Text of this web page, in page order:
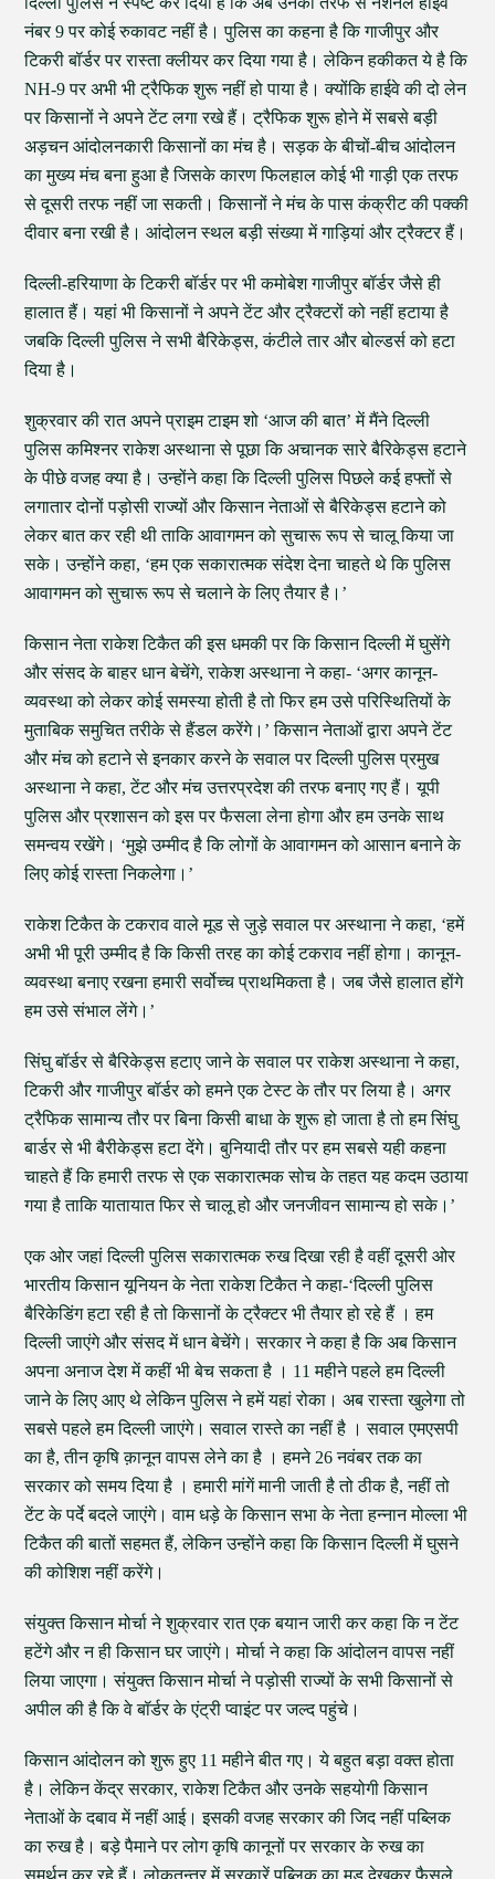
नंबर 9 पर कोई रुकावट नहीं है। पुलिस का कहना है कि गाजीपुर और
टिकरी बॉर्डर पर रास्ता क्लीयर कर दिया गया है। लेकिन हकीकत ये है कि
NH-9 पर अभी भी ट्रैफिक शुरू नहीं हो पाया है। क्योंकि हाईवे की दो लेन
पर किसानों ने अपने टेंट लगा रखे हैं। ट्रैफिक शुरू होने में सबसे बड़ी
अड़चन आंदोलनकारी किसानों का मंच है। सड़क के बीचों-बीच आंदोलन
का मुख्य मंच बना हुआ है जिसके कारण फिलहाल कोई भी गाड़ी एक तरफ
से दूसरी तरफ नहीं जा सकती। किसानों ने मंच के पास कंक्रीट की पक्की
दीवार बना रखी है। आंदोलन स्थल बड़ी संख्या में गाड़ियां और ट्रैक्टर हैं।
दिल्ली-हरियाणा के टिकरी बॉर्डर पर भी कमोबेश गाजीपुर बॉर्डर जैसे ही
हालात हैं। यहां भी किसानों ने अपने टेंट और ट्रैक्टरों को नहीं हटाया है
जबकि दिल्ली पुलिस ने सभी बैरिकेड्स, कंटीले तार और बोल्डर्स को हटा
दिया है।
शुक्रवार की रात अपने प्राइम टाइम शो ‘आज की बात’ में मैंने दिल्ली
पुलिस कमिश्नर राकेश अस्थाना से पूछा कि अचानक सारे बैरिकेड्स हटाने
के पीछे वजह क्या है। उन्होंने कहा कि दिल्ली पुलिस पिछले कई हफ्तों से
लगातार दोनों पड़ोसी राज्यों और किसान नेताओं से बैरिकेड्स हटाने को
लेकर बात कर रही थी ताकि आवागमन को सुचारू रूप से चालू किया जा
सके। उन्होंने कहा, ‘हम एक सकारात्मक संदेश देना चाहते थे कि पुलिस
आवागमन को सुचारू रूप से चलाने के लिए तैयार है।’
किसान नेता राकेश टिकैत की इस धमकी पर कि किसान दिल्ली में घुसेंगे
और संसद के बाहर धान बेचेंगे, राकेश अस्थाना ने कहा- ‘अगर कानून-
व्यवस्था को लेकर कोई समस्या होती है तो फिर हम उसे परिस्थितियों के
मुताबिक समुचित तरीके से हैंडल करेंगे।’ किसान नेताओं द्वारा अपने टेंट
और मंच को हटाने से इनकार करने के सवाल पर दिल्ली पुलिस प्रमुख
अस्थाना ने कहा, टेंट और मंच उत्तरप्रदेश की तरफ बनाए गए हैं। यूपी
पुलिस और प्रशासन को इस पर फैसला लेना होगा और हम उनके साथ
समन्वय रखेंगे। ‘मुझे उम्मीद है कि लोगों के आवागमन को आसान बनाने के
लिए कोई रास्ता निकलेगा।’
राकेश टिकैत के टकराव वाले मूड से जुड़े सवाल पर अस्थाना ने कहा, ‘हमें
अभी भी पूरी उम्मीद है कि किसी तरह का कोई टकराव नहीं होगा। कानून-
व्यवस्था बनाए रखना हमारी सर्वोच्च प्राथमिकता है। जब जैसे हालात होंगे
हम उसे संभाल लेंगे।’
सिंघु बॉर्डर से बैरिकेड्स हटाए जाने के सवाल पर राकेश अस्थाना ने कहा,
टिकरी और गाजीपुर बॉर्डर को हमने एक टेस्ट के तौर पर लिया है। अगर
ट्रैफिक सामान्य तौर पर बिना किसी बाधा के शुरू हो जाता है तो हम सिंघु
बार्डर से भी बैरीकेड्स हटा देंगे। बुनियादी तौर पर हम सबसे यही कहना
चाहते हैं कि हमारी तरफ से एक सकारात्मक सोच के तहत यह कदम उठाया
गया है ताकि यातायात फिर से चालू हो और जनजीवन सामान्य हो सके।’
एक ओर जहां दिल्ली पुलिस सकारात्मक रुख दिखा रही है वहीं दूसरी ओर
भारतीय किसान यूनियन के नेता राकेश टिकैत ने कहा-‘दिल्ली पुलिस
बैरिकेडिंग हटा रही है तो किसानों के ट्रैक्टर भी तैयार हो रहे हैं । हम
दिल्ली जाएंगे और संसद में धान बेचेंगे। सरकार ने कहा है कि अब किसान
अपना अनाज देश में कहीं भी बेच सकता है । 11 महीने पहले हम दिल्ली
जाने के लिए आए थे लेकिन पुलिस ने हमें यहां रोका। अब रास्ता खुलेगा तो
सबसे पहले हम दिल्ली जाएंगे। सवाल रास्ते का नहीं है । सवाल एमएसपी
का है, तीन कृषि क़ानून वापस लेने का है । हमने 26 नवंबर तक का
सरकार को समय दिया है । हमारी मांगें मानी जाती है तो ठीक है, नहीं तो
टेंट के पर्दे बदले जाएंगे। वाम धड़े के किसान सभा के नेता हन्नान मोल्ला भी
टिकैत की बातों सहमत हैं, लेकिन उन्होंने कहा कि किसान दिल्ली में घुसने
की कोशिश नहीं करेंगे।
संयुक्त किसान मोर्चा ने शुक्रवार रात एक बयान जारी कर कहा कि न टेंट
हटेंगे और न ही किसान घर जाएंगे। मोर्चा ने कहा कि आंदोलन वापस नहीं
लिया जाएगा। संयुक्त किसान मोर्चा ने पड़ोसी राज्यों के सभी किसानों से
अपील की है कि वे बॉर्डर के एंट्री प्वाइंट पर जल्द पहुंचे।
किसान आंदोलन को शुरू हुए 11 महीने बीत गए। ये बहुत बड़ा वक्त होता
है। लेकिन केंद्र सरकार, राकेश टिकैत और उनके सहयोगी किसान
नेताओं के दबाव में नहीं आई। इसकी वजह सरकार की जिद नहीं पब्लिक
का रुख है। बड़े पैमाने पर लोग कृषि कानूनों पर सरकार के रुख का
समर्थन कर रहे हैं। लोकतन्त्र में सरकारें पब्लिक का मूड देखकर फैसले